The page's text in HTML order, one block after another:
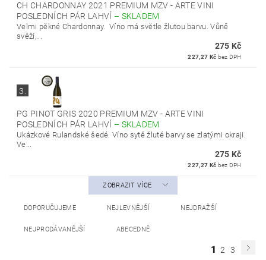
CH CHARDONNAY 2021 PREMIUM MZV - ARTE VINI
POSLEDNÍCH PÁR LAHVÍ – SKLADEM
Velmi pěkné Chardonnay. Víno má světle žlutou barvu. Vůně
svěží,...
275 Kč
227,27 Kč bez DPH
3.
PG PINOT GRIS 2020 PREMIUM MZV - ARTE VINI
POSLEDNÍCH PÁR LAHVÍ – SKLADEM
Ukázkové Rulandské šedé. Víno sytě žluté barvy se zlatými okraji.
Ve...
275 Kč
227,27 Kč bez DPH
ZOBRAZIT VÍCE
DOPORUČUJEME NEJLEVNĚJŠÍ NEJDRAŽŠÍ
NEJPRODÁVANĚJŠÍ ABECEDNĚ
1 2 3